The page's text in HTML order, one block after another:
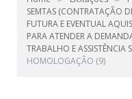
SEMTAS (CONTRATAÇÃO
FUTURA E EVENTUAL
PARA ATENDER A
TRABALHO E ASSISTÊNCIA
HOMOLOGAÇÃO (9)